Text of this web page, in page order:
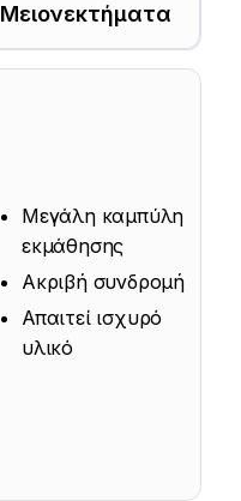
Μειονεκτήματα
Μεγάλη καμπύλη
εκμάθησης
Ακριβή συνδρομή
Απαιτεί ισχυρό
υλικό